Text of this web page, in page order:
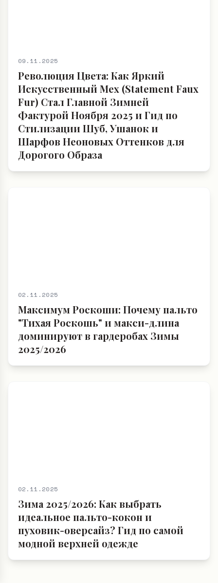
09.11.2025
Революция Цвета: Как Яркий
Искусственный Мех (Statement Faux
Fur) Стал Главной Зимней
Фактурой Ноября 2025 и Гид по
Стилизации Шуб, Ушанок и
Шарфов Неоновых Оттенков для
Дорогого Образа
02.11.2025
Максимум Роскоши: Почему пальто
"Тихая Роскошь" и макси-длина
доминируют в гардеробах Зимы
2025/2026
02.11.2025
Зима 2025/2026: Как выбрать
идеальное пальто-кокон и
пуховик-оверсайз? Гид по самой
модной верхней одежде